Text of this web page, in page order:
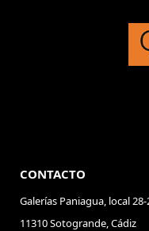
CONTACTO
Galerías Paniagua, local 28-
11310 Sotogrande, Cádiz